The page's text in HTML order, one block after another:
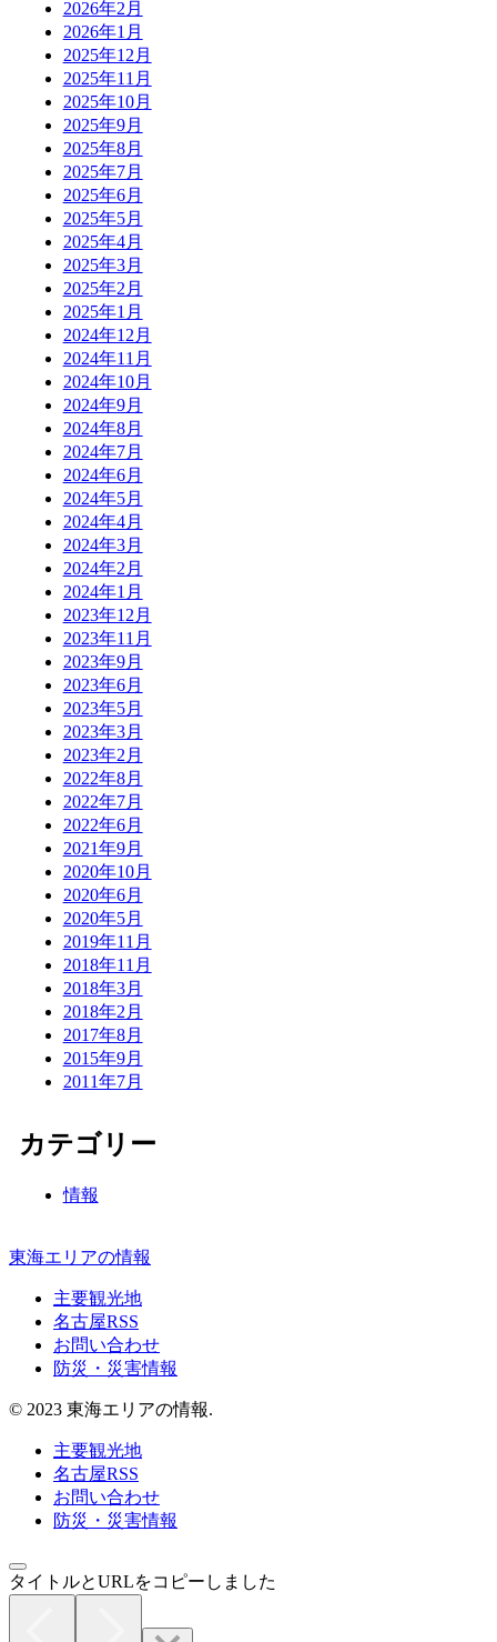
2026年2月
2026年1月
2025年12月
2025年11月
2025年10月
2025年9月
2025年8月
2025年7月
2025年6月
2025年5月
2025年4月
2025年3月
2025年2月
2025年1月
2024年12月
2024年11月
2024年10月
2024年9月
2024年8月
2024年7月
2024年6月
2024年5月
2024年4月
2024年3月
2024年2月
2024年1月
2023年12月
2023年11月
2023年9月
2023年6月
2023年5月
2023年3月
2023年2月
2022年8月
2022年7月
2022年6月
2021年9月
2020年10月
2020年6月
2020年5月
2019年11月
2018年11月
2018年3月
2018年2月
2017年8月
2015年9月
2011年7月
カテゴリー
情報
東海エリアの情報
主要観光地
名古屋RSS
お問い合わせ
防災・災害情報
© 2023 東海エリアの情報.
主要観光地
名古屋RSS
お問い合わせ
防災・災害情報
タイトルとURLをコピーしました